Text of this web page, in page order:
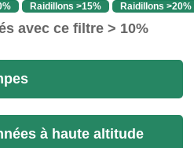
Raidillons >15% Raidillons >20%
avec ce filtre > 10%
à haute altitude